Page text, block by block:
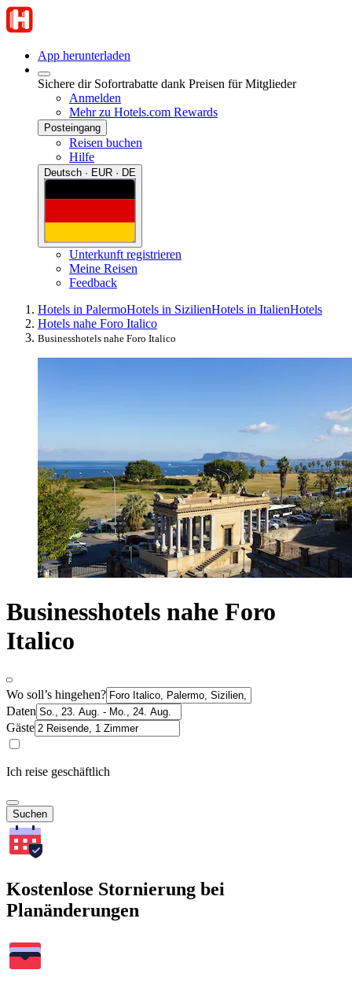
App herunterladen
Sichere dir Sofortrabatte dank Preisen für Mitglieder
Anmelden
Mehr zu Hotels.com Rewards
Posteingang
Reisen buchen
Hilfe
Deutsch · EUR · DE
Unterkunft registrieren
Meine Reisen
Feedback
Hotels in PalermoHotels in SizilienHotels in ItalienHotels
Hotels nahe Foro Italico
Businesshotels nahe Foro Italico
Businesshotels nahe Foro
Italico
Wo soll’s hingehen?
Daten
Gäste
Ich reise geschäftlich
Suchen
Kostenlose Stornierung bei
Planänderungen